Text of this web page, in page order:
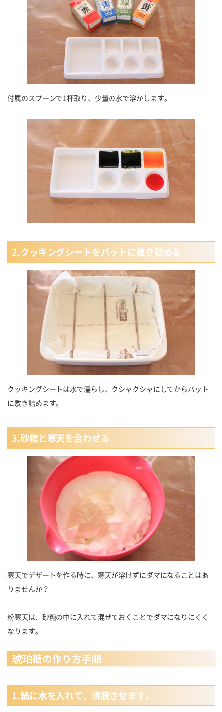
付属のスプーンで1杯取り、少量の水で溶かします。
2.クッキングシートをバットに敷き詰める
クッキングシートは水で濡らし、クシャクシャにしてからバット
に敷き詰めます。
3.砂糖と寒天を合わせる
寒天でデザートを作る時に、寒天が溶けずにダマになることはあ
りませんか？
粉寒天は、砂糖の中に入れて混ぜておくことでダマになりにくく
なります。
琥珀糖の作り方手順
1.鍋に水を入れて、沸騰させます。